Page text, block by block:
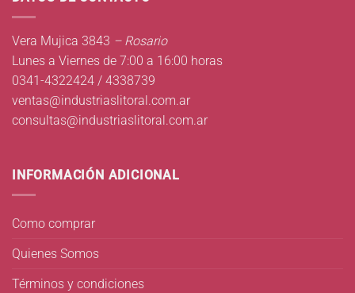
Vera Mujica 3843 – Rosario
Lunes a Viernes de 7:00 a 16:00 horas
0341-4322424 / 4338739
ventas@industriaslitoral.com.ar
consultas@industriaslitoral.com.ar
INFORMACIÓN ADICIONAL
Como comprar
Quienes Somos
Términos y condiciones